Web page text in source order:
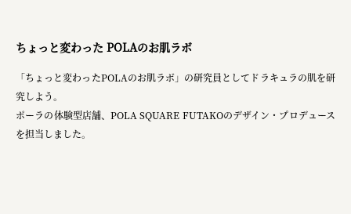
pr
Smiles
Soup Stock Tokyo
ちょっと変わった POLAのお肌ラボ
「ちょっと変わったPOLAのお肌ラボ」の研究員としてドラキュラの肌を研
究しよう。
ポーラの体験型店舗、POLA SQUARE FUTAKOのデザイン・プロデュース
を担当しました。